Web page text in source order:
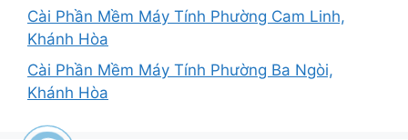
Cài Phần Mềm Máy Tính Phường Cam Linh,
Khánh Hòa
Cài Phần Mềm Máy Tính Phường Ba Ngòi,
Khánh Hòa